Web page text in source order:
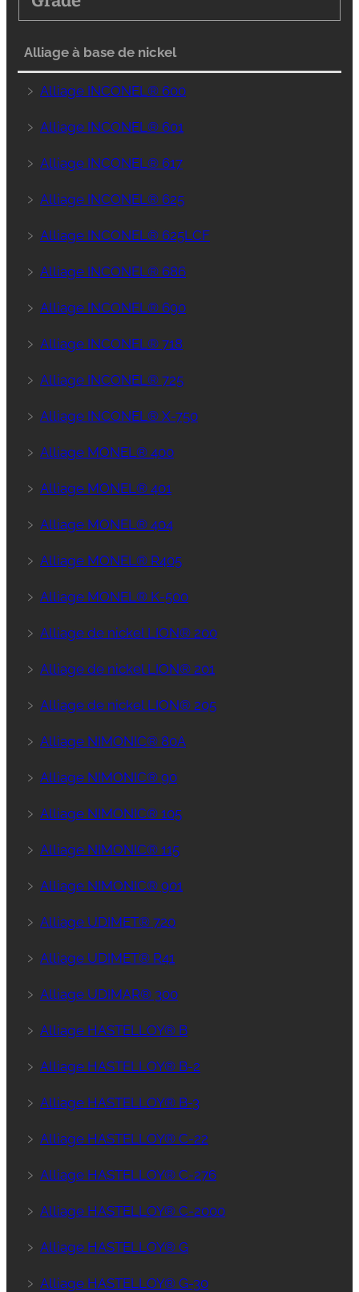
Alliage à base de nickel
﹥ Alliage INCONEL® 600
﹥ Alliage INCONEL® 601
﹥ Alliage INCONEL® 617
﹥ Alliage INCONEL® 625
﹥ Alliage INCONEL® 625LCF
﹥ Alliage INCONEL® 686
﹥ Alliage INCONEL® 690
﹥ Alliage INCONEL® 718
﹥ Alliage INCONEL® 725
﹥ Alliage INCONEL® X-750
﹥ Alliage MONEL® 400
﹥ Alliage MONEL® 401
﹥ Alliage MONEL® 404
﹥ Alliage MONEL® R405
﹥ Alliage MONEL® K-500
﹥ Alliage de nickel LION® 200
﹥ Alliage de nickel LION® 201
﹥ Alliage de nickel LION® 205
﹥ Alliage NIMONIC® 80A
﹥ Alliage NIMONIC® 90
﹥ Alliage NIMONIC® 105
﹥ Alliage NIMONIC® 115
﹥ Alliage NIMONIC® 901
﹥ Alliage UDIMET® 720
﹥ Alliage UDIMET® R41
﹥ Alliage UDIMAR® 300
﹥ Alliage HASTELLOY® B
﹥ Alliage HASTELLOY® B-2
﹥ Alliage HASTELLOY® B-3
﹥ Alliage HASTELLOY® C-22
﹥ Alliage HASTELLOY® C-276
﹥ Alliage HASTELLOY® C-2000
﹥ Alliage HASTELLOY® G
﹥ Alliage HASTELLOY® G-30